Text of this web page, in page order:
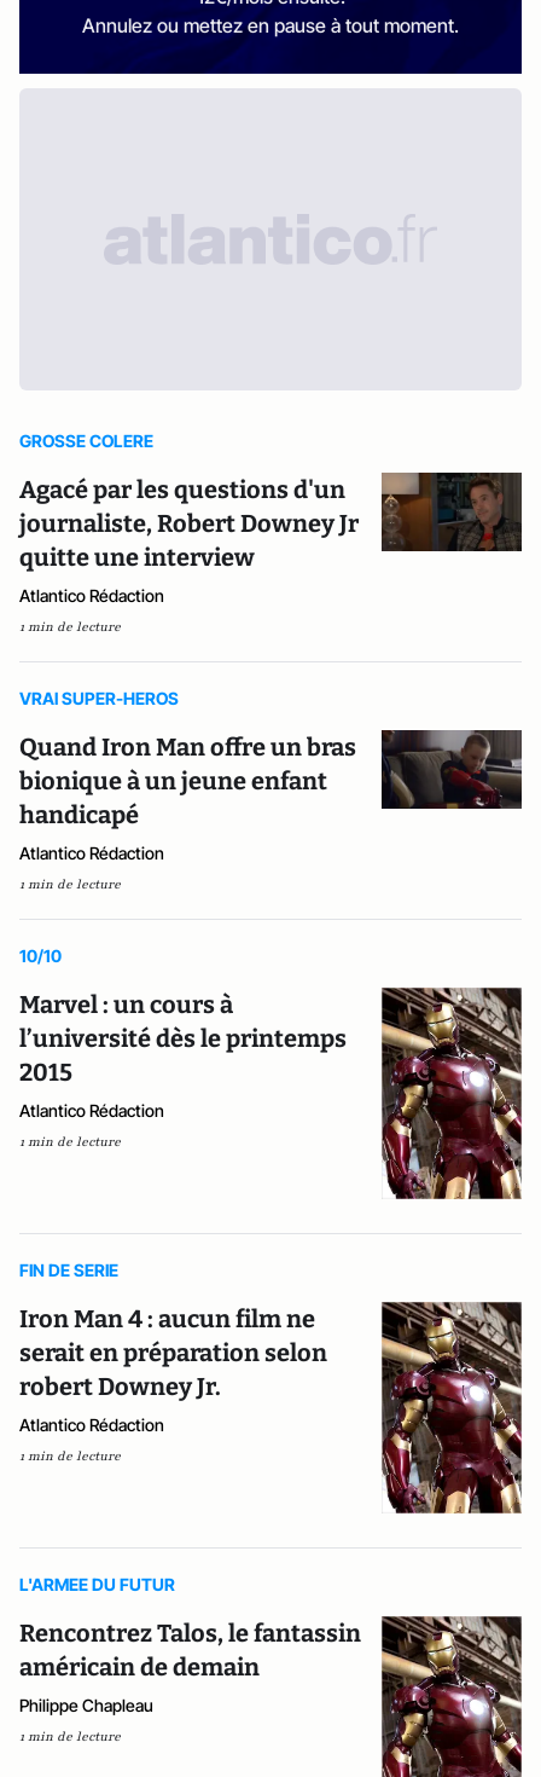
Annulez ou mettez en pause à tout moment.
GROSSE COLERE
Agacé par les questions d'un
journaliste, Robert Downey Jr
quitte une interview
Atlantico Rédaction
1 min de lecture
VRAI SUPER-HEROS
Quand Iron Man offre un bras
bionique à un jeune enfant
handicapé
Atlantico Rédaction
1 min de lecture
10/10
Marvel : un cours à
l’université dès le printemps
2015
Atlantico Rédaction
1 min de lecture
FIN DE SERIE
Iron Man 4 : aucun film ne
serait en préparation selon
robert Downey Jr.
Atlantico Rédaction
1 min de lecture
L'ARMEE DU FUTUR
Rencontrez Talos, le fantassin
américain de demain
Philippe Chapleau
1 min de lecture